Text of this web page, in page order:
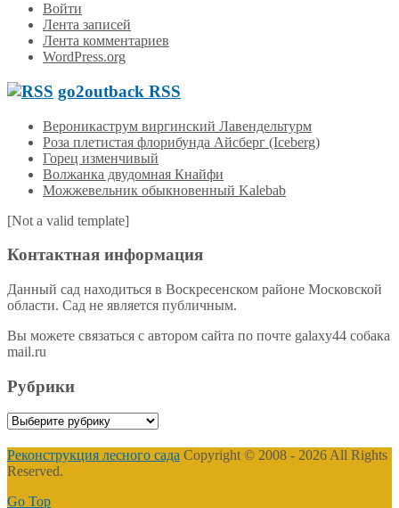
Войти
Лента записей
Лента комментариев
WordPress.org
go2outback RSS
Вероникаструм виргинский Лавендельтурм
Роза плетистая флорибунда Айсберг (Iceberg)
Горец изменчивый
Волжанка двудомная Кнайфи
Можжевельник обыкновенный Kalebab
[Not a valid template]
Контактная информация
Данный сад находиться в Воскресенском районе Московской
области. Сад не является публичным.
Вы можете связаться с автором сайта по почте galaxy44 собака
mail.ru
Рубрики
Рубрики
Реконструкция лесного сада Copyright © 2008 - 2026 All Rights
Reserved.
Go Top